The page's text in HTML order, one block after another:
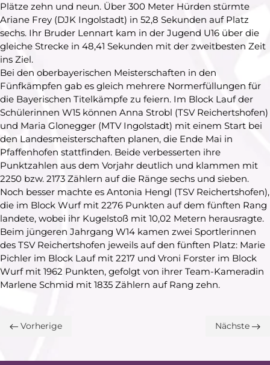
Plätze zehn und neun. Über 300 Meter Hürden stürmte
Ariane Frey (DJK Ingolstadt) in 52,8 Sekunden auf Platz
sechs. Ihr Bruder Lennart kam in der Jugend U16 über die
gleiche Strecke in 48,41 Sekunden mit der zweitbesten Zeit
ins Ziel.
Bei den oberbayerischen Meisterschaften in den
Fünfkämpfen gab es gleich mehrere Normerfüllungen für
die Bayerischen Titelkämpfe zu feiern. Im Block Lauf der
Schülerinnen W15 können Anna Strobl (TSV Reichertshofen)
und Maria Glonegger (MTV Ingolstadt) mit einem Start bei
den Landesmeisterschaften planen, die Ende Mai in
Pfaffenhofen stattfinden. Beide verbesserten ihre
Punktzahlen aus dem Vorjahr deutlich und klammen mit
2250 bzw. 2173 Zählern auf die Ränge sechs und sieben.
Noch besser machte es Antonia Hengl (TSV Reichertshofen),
die im Block Wurf mit 2276 Punkten auf dem fünften Rang
landete, wobei ihr Kugelstoß mit 10,02 Metern herausragte.
Beim jüngeren Jahrgang W14 kamen zwei Sportlerinnen
des TSV Reichertshofen jeweils auf den fünften Platz: Marie
Pichler im Block Lauf mit 2217 und Vroni Forster im Block
Wurf mit 1962 Punkten, gefolgt von ihrer Team-Kameradin
Marlene Schmid mit 1835 Zählern auf Rang zehn.
Vorherige Nächste